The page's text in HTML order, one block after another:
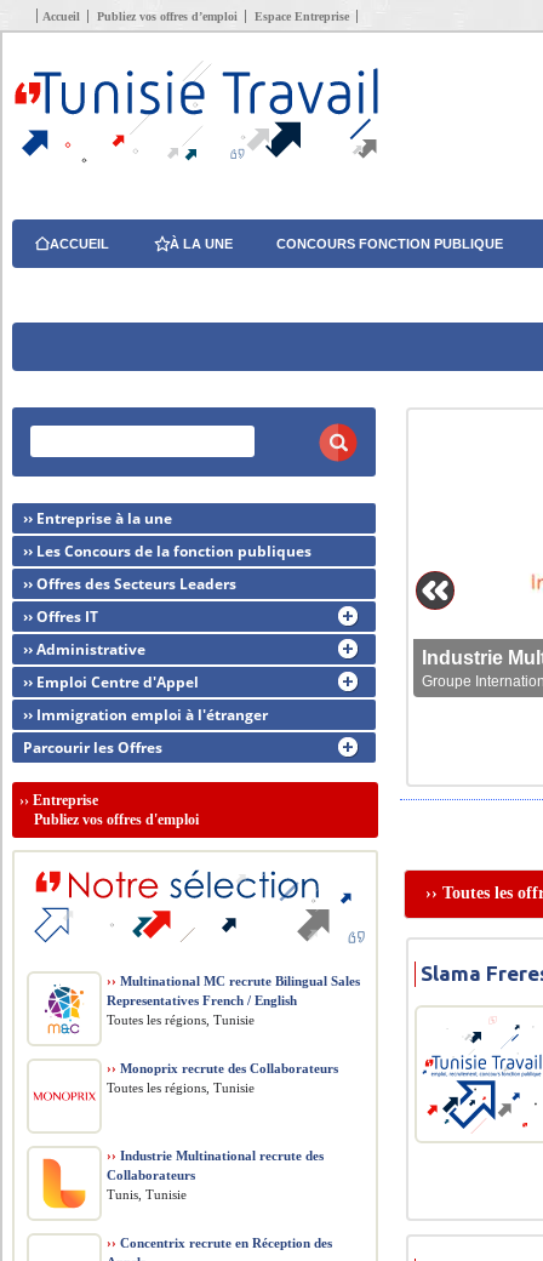
Accueil Publiez vos offres d’emploi Espace Entreprise
ACCUEIL À LA UNE CONCOURS FONCTION PUBLIQUE
Groupe
›› Toutes les
Slama
›› Entreprise à la une
›› Les Concours de la fonction publiques
›› Offres des Secteurs Leaders
›› Offres IT
›› Administrative
›› Emploi Centre d'Appel
›› Immigration emploi à l'étranger
Parcourir les Offres
››Entreprise
Publiez vos offres d'emploi
›› Multinational MC recrute Bilingual Sales
Representatives French / English
Toutes les régions, Tunisie
›› Monoprix recrute des Collaborateurs
Toutes les régions, Tunisie
›› Industrie Multinational recrute des
Collaborateurs
Tunis, Tunisie
›› Concentrix recrute en Réception des